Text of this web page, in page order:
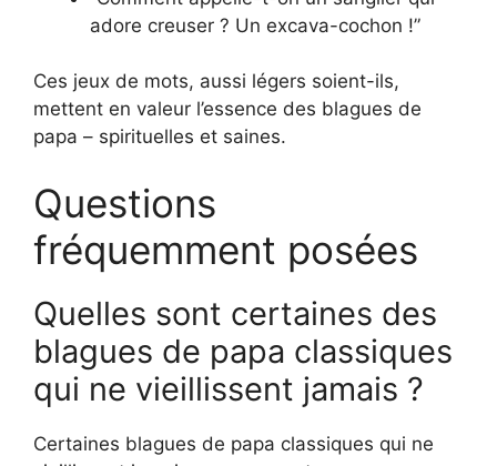
adore creuser ? Un excava-cochon !”
Ces jeux de mots, aussi légers soient-ils,
mettent en valeur l’essence des blagues de
papa – spirituelles et saines.
Questions
fréquemment posées
Quelles sont certaines des
blagues de papa classiques
qui ne vieillissent jamais ?
Certaines blagues de papa classiques qui ne